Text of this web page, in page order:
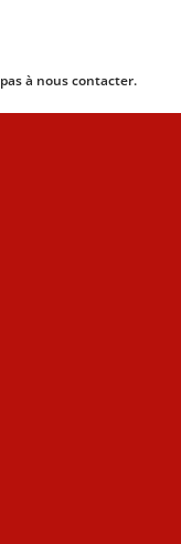
à nous contacter.